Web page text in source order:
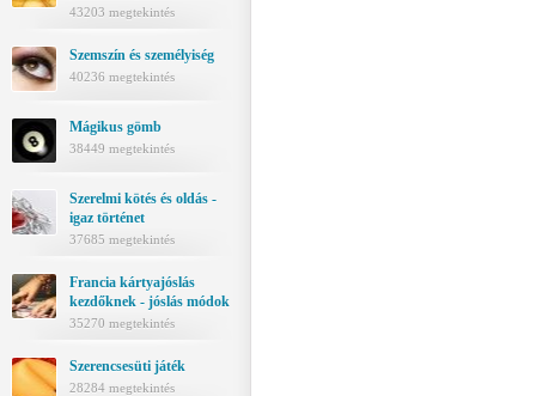
43203 megtekintés
Szemszín és személyiség
40236 megtekintés
Mágikus gömb
38449 megtekintés
Szerelmi kötés és oldás -
igaz történet
37685 megtekintés
Francia kártyajóslás
kezdőknek - jóslás módok
35270 megtekintés
Szerencsesüti játék
28284 megtekintés